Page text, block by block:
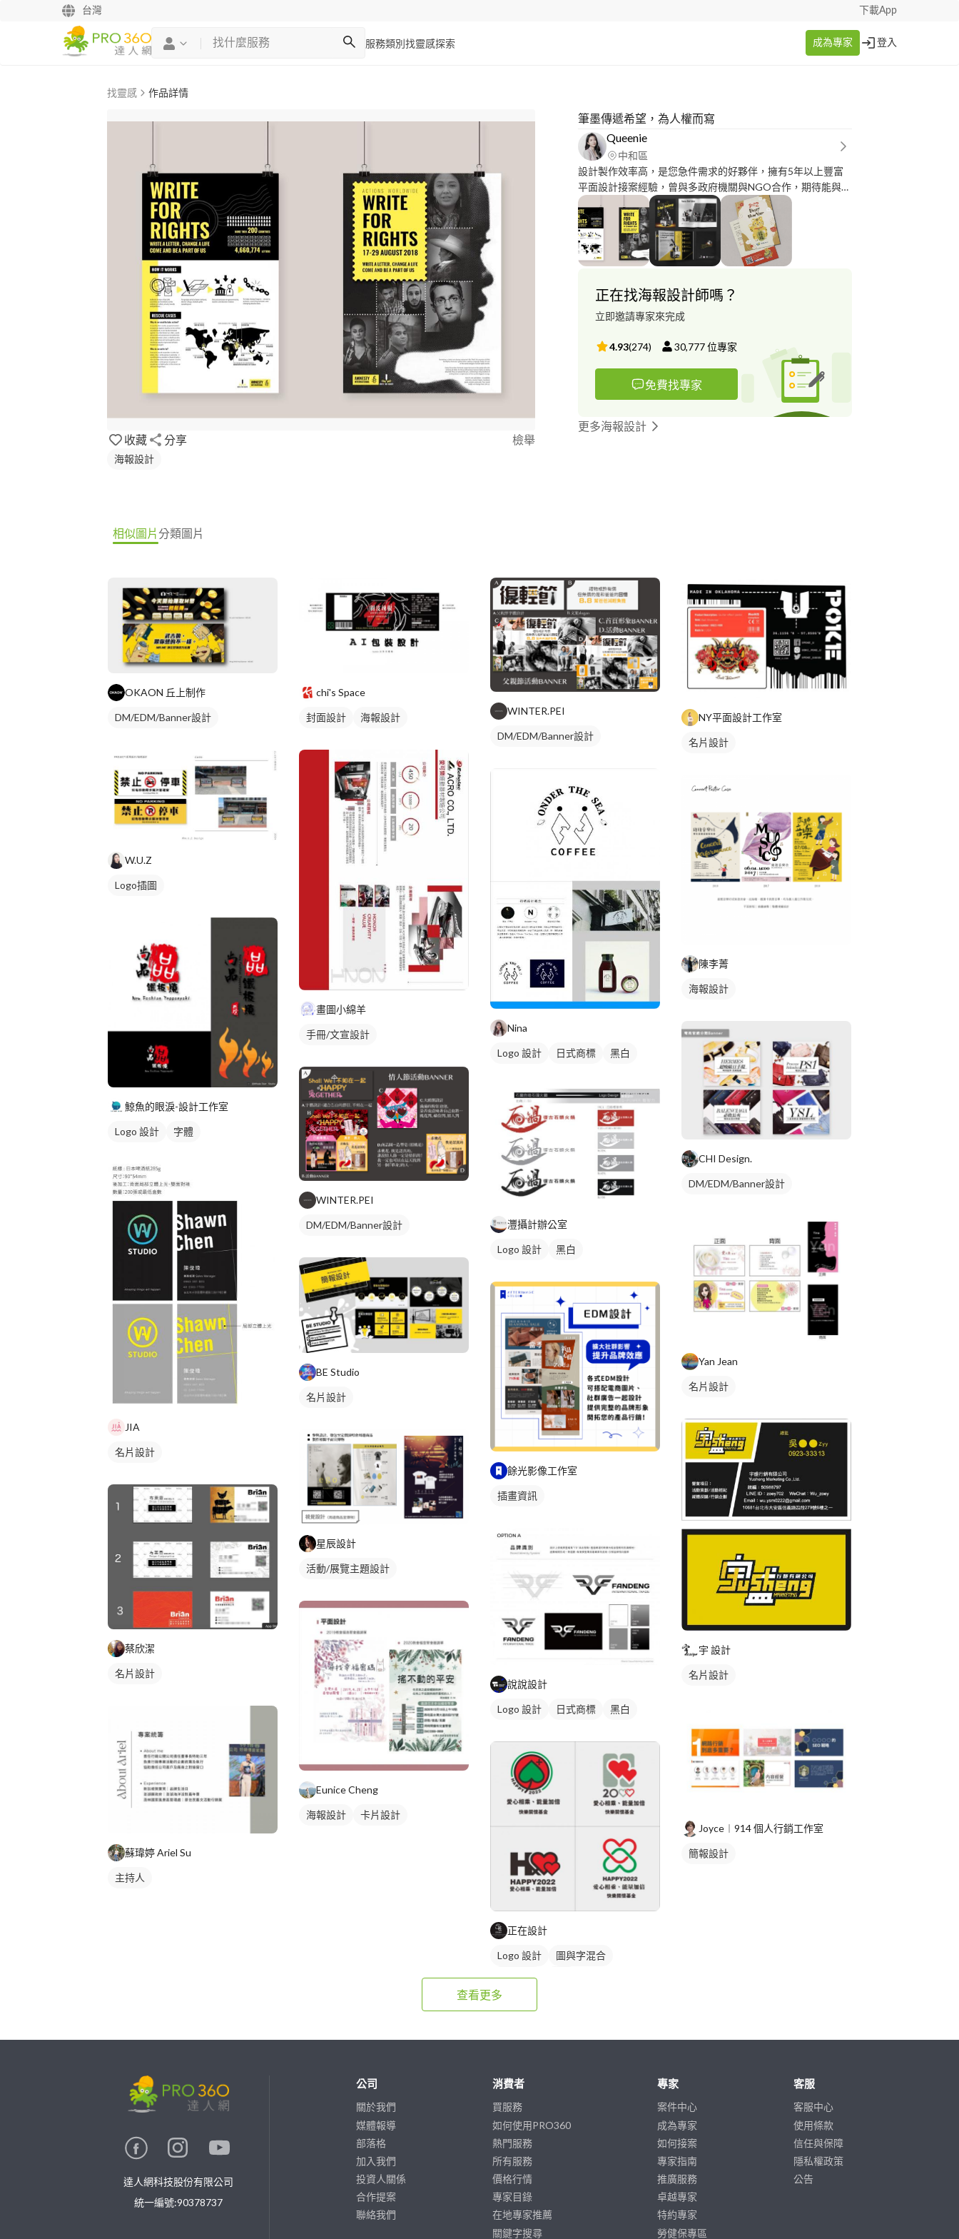
台灣 下載App
服務類別 找靈感探索 成為專家 登入
找靈感 作品詳情
收藏 分享 檢舉
海報設計
筆墨傳遞希望，為人權而寫
Queenie
中和區
設計製作效率高，是您急件需求的好夥伴，擁有5年以上豐富
平面設計接案經驗，曾與多政府機關與NGO合作，期待能與業
主們進行愉快的合作
正在找海報設計師嗎？
立即邀請專家來完成
4.93(274) 30,777位專家
免費找專家
更多海報設計
相似圖片分類圖片
OKAON 丘上制作
DM/EDM/Banner設計
W.U.Z
Logo插圖
鯨魚的眼淚-設計工作室
Logo 設計 字體
JIA
名片設計
蔡欣潔
名片設計
蘇瑋婷 Ariel Su
主持人
chi's Space
封面設計 海報設計
畫圖小綿羊
手冊/文宣設計
WINTER.PEI
DM/EDM/Banner設計
BE Studio
名片設計
星辰設計
活動/展覽主題設計
Eunice Cheng
海報設計 卡片設計
WINTER.PEI
DM/EDM/Banner設計
Nina
Logo 設計 日式商標 黑白
灃攝計辦公室
Logo 設計 黑白
餘光影像工作室
插畫資訊
說說設計
Logo 設計 日式商標 黑白
正在設計
Logo 設計
圖與字混合
卡通商標
NY平面設計工作室
名片設計
陳李菁
海報設計
CHI Design.
DM/EDM/Banner設計
Yan Jean
名片設計
宇 設計
名片設計
Joyce︱914 個人行銷工作室
簡報設計
查看更多
達人網科技股份有限公司
統一編號:90378737
公司
關於我們
媒體報導
部落格
加入我們
投資人關係
合作提案
聯絡我們
消費者
買服務
如何使用PRO360
熱門服務
所有服務
價格行情
專家目錄
在地專家推薦
關鍵字搜尋
專家
案件中心
成為專家
如何接案
專家指南
推廣服務
卓越專家
特約專家
勞健保專區
客服
客服中心
使用條款
信任與保障
隱私權政策
公告